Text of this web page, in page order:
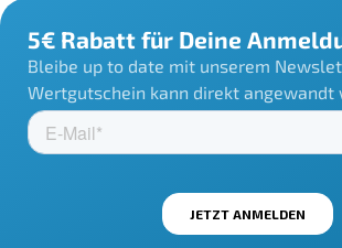
5€ Rabatt für Deine
Bleibe up to date mit unserem
Wertgutschein kann direkt angewandt